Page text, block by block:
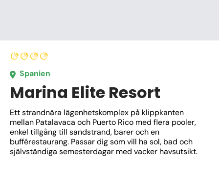
Spanien
Marina Elite Resort
Ett strandnära lägenhetskomplex på klippkanten
mellan Patalavaca och Puerto Rico med flera pooler,
enkel tillgång till sandstrand, barer och en
bufférestaurang. Passar dig som vill ha sol, bad och
självständiga semesterdagar med vacker havsutsikt.